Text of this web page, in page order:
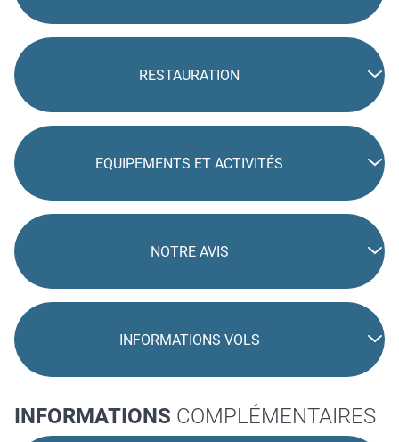
RESTAURATION
EQUIPEMENTS ET ACTIVITÉS
NOTRE AVIS
INFORMATIONS VOLS
INFORMATIONS COMPLÉMENTAIRES